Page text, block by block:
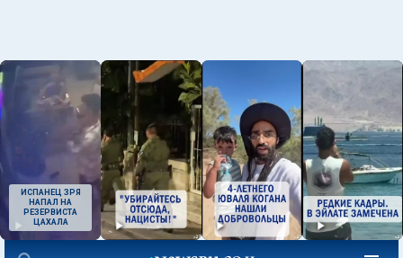
ИСПАНЕЦ ЗРЯ
НАПАЛ НА
РЕЗЕРВИСТА
ЦАХАЛА